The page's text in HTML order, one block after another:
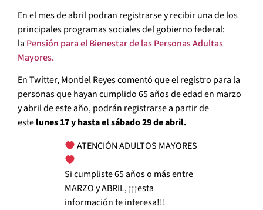
En el mes de abril podran registrarse y recibir una de los
principales programas sociales del gobierno federal:
la Pensión para el Bienestar de las Personas Adultas
Mayores.
En Twitter, Montiel Reyes comentó que el registro para la
personas que hayan cumplido 65 años de edad en marzo
y abril de este año, podrán registrarse a partir de
estelunes 17 y hasta el sábado 29 de abril.
ATENCIÓN ADULTOS MAYORES
Si cumpliste 65 años o más entre
MARZO y ABRIL, ¡¡¡esta
información te interesa!!!